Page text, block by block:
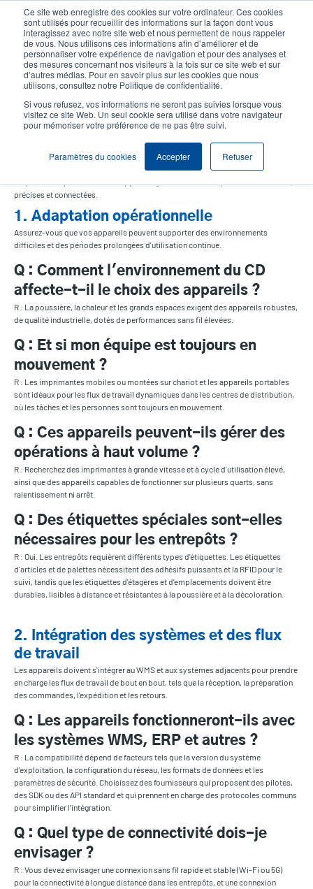
Ce site web enregistre des cookies sur votre ordinateur. Ces cookies
sont utilisés pour recueillir des informations sur la façon dont vous
interagissez avec notre site web et nous permettent de nous rappeler
de vous. Nous utilisons ces informations afin d’améliorer et de
personnaliser votre expérience de navigation et pour des analyses et
des mesures concernant nos visiteurs à la fois sur ce site web et sur
d’autres médias. Pour en savoir plus sur les cookies que nous
utilisons, consultez notre Politique de confidentialité.
Si vous refusez, vos informations ne seront pas suivies lorsque vous
visitez ce site Web. Un seul cookie sera utilisé dans votre navigateur
pour mémoriser votre préférence de ne pas être suivi.
Paramètres du cookies Accepter Refuser
contenu
principal
User
account
menu
User
Header
Sélection Produits Contact Commercial
Choisir les bons appareils -
Centres de distribution
Dans les centres de distribution (CD) à haut volume, chaque lecture et chaque
précises et connectées.
1. Adaptation opérationnelle
Assurez-vous que vos appareils peuvent supporter des environnements
difficiles et des périodes prolongées d'utilisation continue.
Q : Comment l'environnement du CD
affecte-t-il le choix des appareils ?
R : La poussière, la chaleur et les grands espaces exigent des appareils robustes,
de qualité industrielle, dotés de performances sans fil élevées.
Q : Et si mon équipe est toujours en
mouvement ?
R : Les imprimantes mobiles ou montées sur chariot et les appareils portables
sont idéaux pour les flux de travail dynamiques dans les centres de distribution,
où les tâches et les personnes sont toujours en mouvement.
Q : Ces appareils peuvent-ils gérer des
opérations à haut volume ?
R : Recherchez des imprimantes à grande vitesse et à cycle d'utilisation élevé,
ainsi que des appareils capables de fonctionner sur plusieurs quarts, sans
ralentissement ni arrêt.
Q : Des étiquettes spéciales sont-elles
nécessaires pour les entrepôts ?
R : Oui. Les entrepôts requièrent différents types d'étiquettes. Les étiquettes
d'articles et de palettes nécessitent des adhésifs puissants et la RFID pour le
suivi, tandis que les étiquettes d'étagères et d'emplacements doivent être
durables, lisibles à distance et résistantes à la poussière et à la décoloration.
2. Intégration des systèmes et des flux
de travail
Les appareils doivent s'intégrer au WMS et aux systèmes adjacents pour prendre
en charge les flux de travail de bout en bout, tels que la réception, la préparation
des commandes, l'expédition et les retours.
Q : Les appareils fonctionneront-ils avec
les systèmes WMS, ERP et autres ?
R : La compatibilité dépend de facteurs tels que la version du système
d'exploitation, la configuration du réseau, les formats de données et les
paramètres de sécurité. Choisissez des fournisseurs qui proposent des pilotes,
des SDK ou des API standard et qui prennent en charge des protocoles communs
pour simplifier l'intégration.
Q : Quel type de connectivité dois-je
envisager ?
R : Vous devez envisager une connexion sans fil rapide et stable (Wi-Fi ou 5G)
pour la connectivité à longue distance dans les entrepôts, et une connexion